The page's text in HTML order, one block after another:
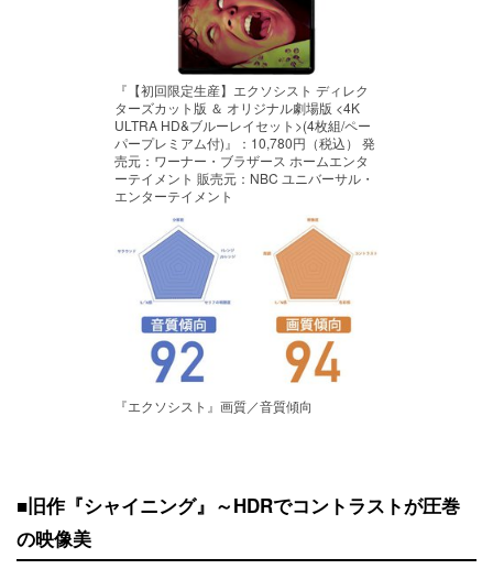
『【初回限定生産】エクソシスト ディレク
ターズカット版 ＆ オリジナル劇場版 <4K
ULTRA HD&ブルーレイセット>(4枚組/ペー
パープレミアム付)』：10,780円（税込） 発
売元：ワーナー・ブラザース ホームエンタ
ーテイメント 販売元：NBC ユニバーサル・
エンターテイメント
『エクソシスト』画質／音質傾向
■旧作『シャイニング』～HDRでコントラストが圧巻
の映像美